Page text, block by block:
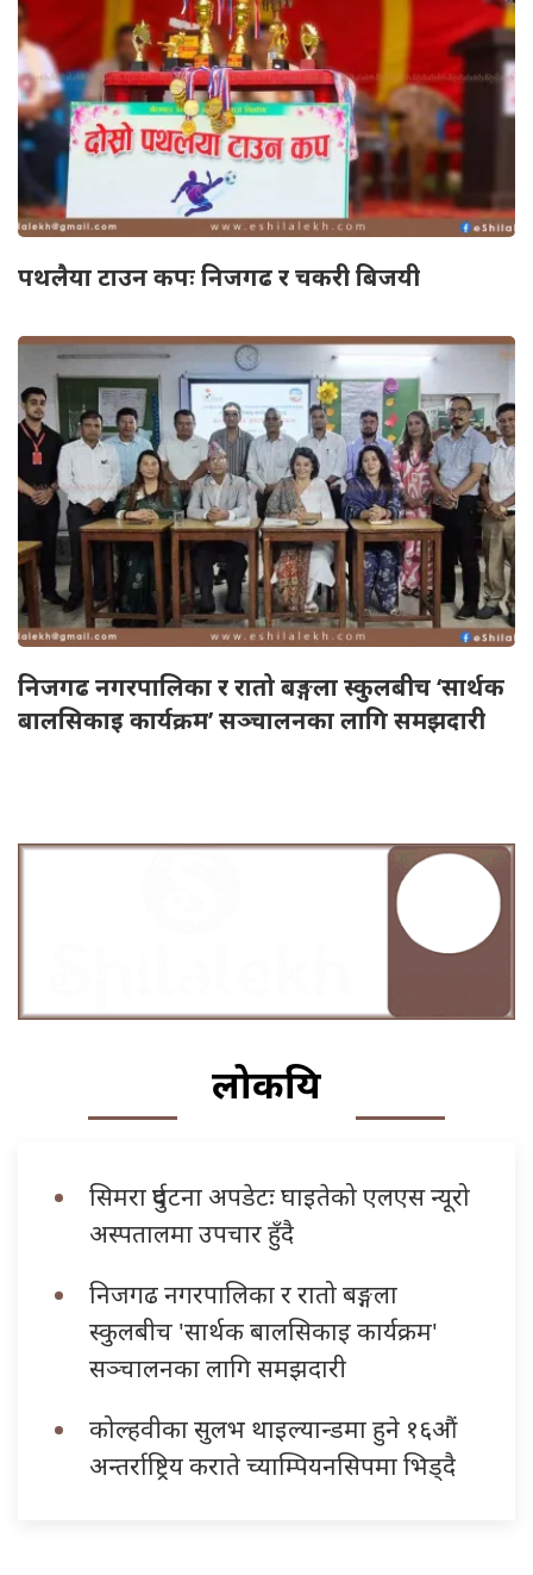
पथलैया टाउन कपः निजगढ र चकरी बिजयी
निजगढ नगरपालिका र रातो बङ्गला स्कुलबीच ‘सार्थक
बालसिकाइ कार्यक्रम’ सञ्चालनका लागि समझदारी
लोकप्रिय
सिमरा दुर्घटना अपडेटः घाइतेको एलएस न्यूरो
अस्पतालमा उपचार हुँदै
निजगढ नगरपालिका र रातो बङ्गला
स्कुलबीच 'सार्थक बालसिकाइ कार्यक्रम'
सञ्चालनका लागि समझदारी
कोल्हवीका सुलभ थाइल्यान्डमा हुने १६औं
अन्तर्राष्ट्रिय कराते च्याम्पियनसिपमा भिड्दै